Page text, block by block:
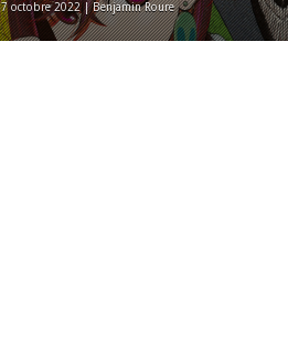
7 octobre 2022 | Benjamin Roure